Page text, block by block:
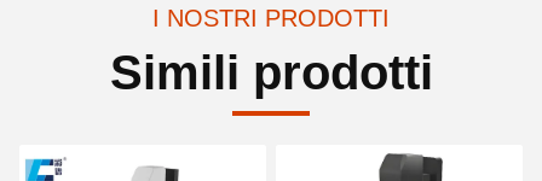
I NOSTRI PRODOTTI
Simili prodotti